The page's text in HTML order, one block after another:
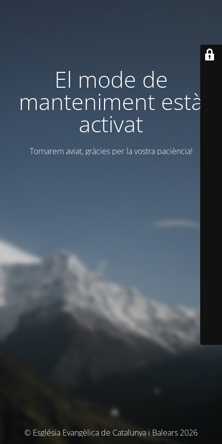
El mode de
manteniment està
activat
Tornarem aviat, gràcies per la vostra paciència!
© Església Evangèlica de Catalunya i Balears 2026